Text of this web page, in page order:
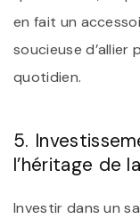
en fait un
soucieuse
quotidien.
5.
l’héritage de
Investir dans un